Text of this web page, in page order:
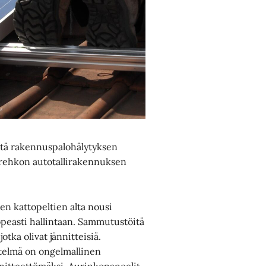
rakennuspalohälytyksen
autotallirakennuksen
kattopeltien alta nousi
hallintaan. Sammutustöitä
olivat jännitteisiä.
on ongelmallinen